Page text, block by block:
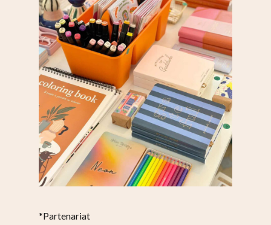
*Partenariat